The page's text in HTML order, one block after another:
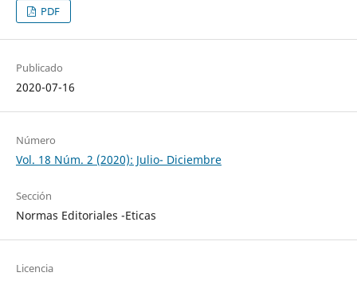
PDF
Publicado
2020-07-16
Número
Vol. 18 Núm. 2 (2020): Julio- Diciembre
Sección
Normas Editoriales -Eticas
Licencia